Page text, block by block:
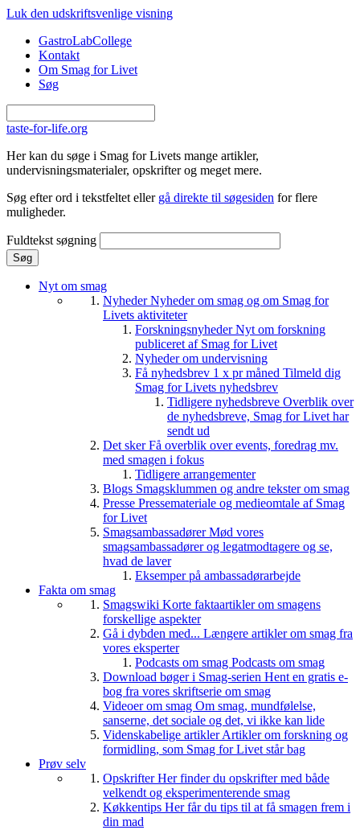
Gå til hovedindhold
Luk den udskriftsvenlige visning
GastroLabCollege
Kontakt
Om Smag for Livet
Søg
taste-for-life.org
Her kan du søge i Smag for Livets mange artikler,
undervisningsmaterialer, opskrifter og meget mere.
Søg efter ord i tekstfeltet eller gå direkte til søgesiden for flere
muligheder.
Fuldtekst søgning
Nyt om smag
NyhederNyheder om smag og om Smag for
Livets aktiviteter
ForskningsnyhederNyt om forskning
publiceret af Smag for Livet
Nyheder om undervisning
Få nyhedsbrev 1 x pr måned Tilmeld dig
Smag for Livets nyhedsbrev
Tidligere nyhedsbreve Overblik over
de nyhedsbreve, Smag for Livet har
sendt ud
Det skerFå overblik over events, foredrag mv.
med smagen i fokus
Tidligere arrangementer
Blogs Smagsklummen og andre tekster om smag
Presse Pressemateriale og medieomtale af Smag
for Livet
SmagsambassadørerMød vores
smagsambassadører og legatmodtagere og se,
hvad de laver
Eksemper på ambassadørarbejde
Fakta om smag
Smagswiki Korte faktaartikler om smagens
forskellige aspekter
Gå i dybden med... Længere artikler om smag fra
vores eksperter
Podcasts om smag Podcasts om smag
Download bøger i Smag-serien Hent en gratis e-
bog fra vores skriftserie om smag
Videoer om smag Om smag, mundfølelse,
sanserne, det sociale og det, vi ikke kan lide
Videnskabelige artiklerArtikler om forskning og
formidling, som Smag for Livet står bag
Prøv selv
OpskrifterHer finder du opskrifter med både
velkendt og eksperimenterende smag
Køkkentips Her får du tips til at få smagen frem i
din mad